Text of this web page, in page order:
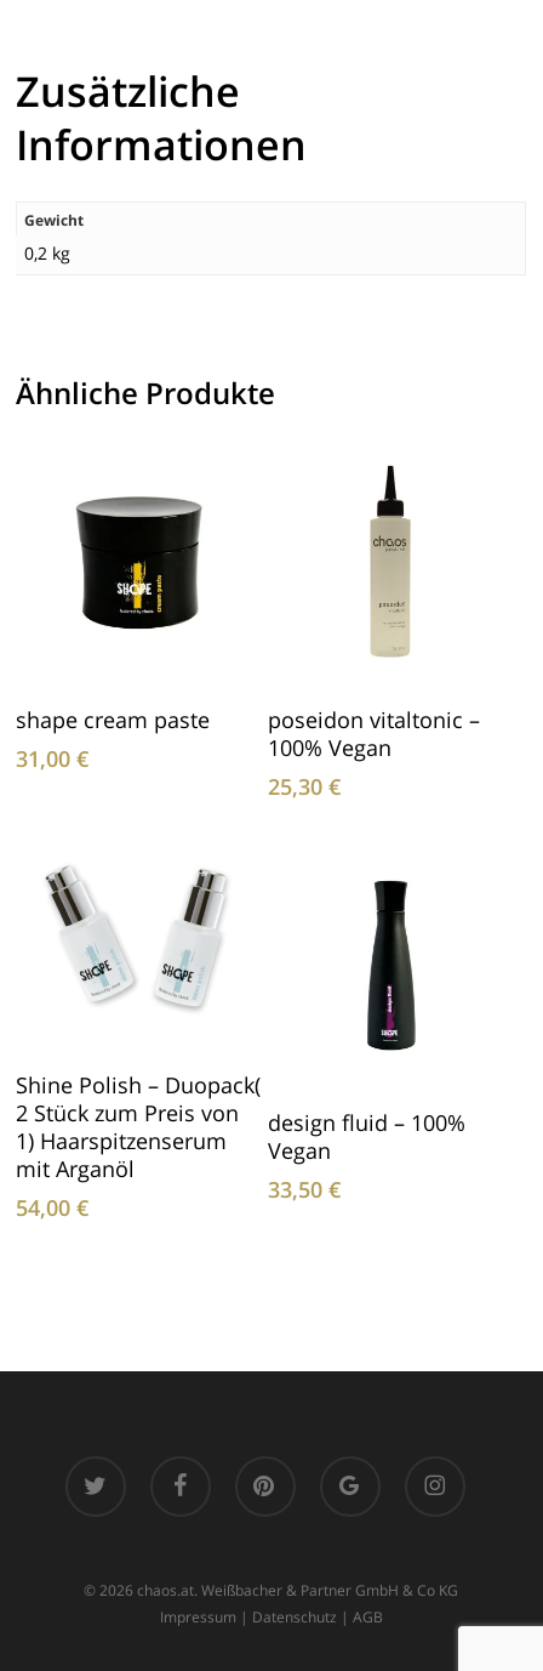
Zusätzliche
Informationen
Gewicht
0,2 kg
Ähnliche Produkte
shape cream paste
31,00€
In Den Warenkorb
poseidon vitaltonic –
100% Vegan
25,30€
In Den Warenkorb
Shine Polish – Duopack(
2 Stück zum Preis von
1) Haarspitzenserum
mit Arganöl
54,00€
In Den Warenkorb
design fluid – 100%
Vegan
33,50€
plus
© 2026 chaos.at. Weißbacher & Partner GmbH & Co KG
Impressum | Datenschutz | AGB